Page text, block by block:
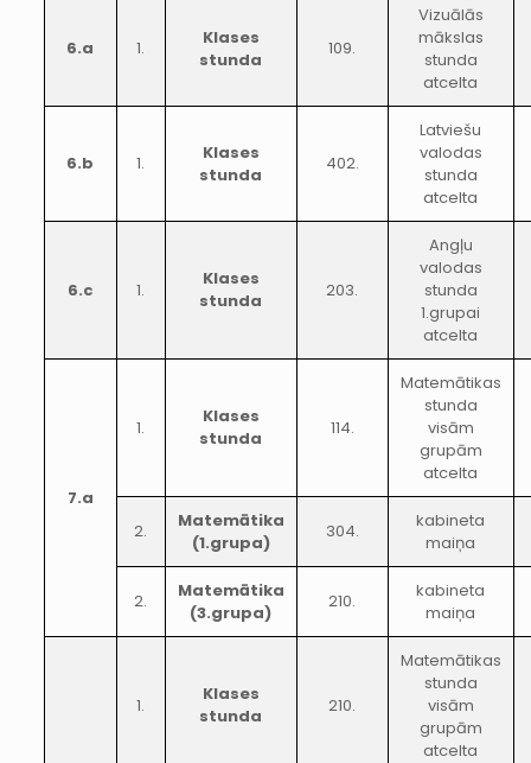
6.a 1.
Klases
stunda
109.
Vizuālās
mākslas
stunda
atcelta
6.b 1.
Klases
stunda
402.
Latviešu
valodas
stunda
atcelta
6.c 1.
Klases
stunda
203.
Angļu
valodas
stunda
1.grupai
atcelta
7.a
1.
Klases
stunda
114.
Matemātikas
stunda
visām
grupām
atcelta
2.
Matemātika
(1.grupa)
304.
kabineta
maiņa
2.
Matemātika
(3.grupa)
210.
kabineta
maiņa
1.
Klases
stunda
210.
Matemātikas
stunda
visām
grupām
atcelta